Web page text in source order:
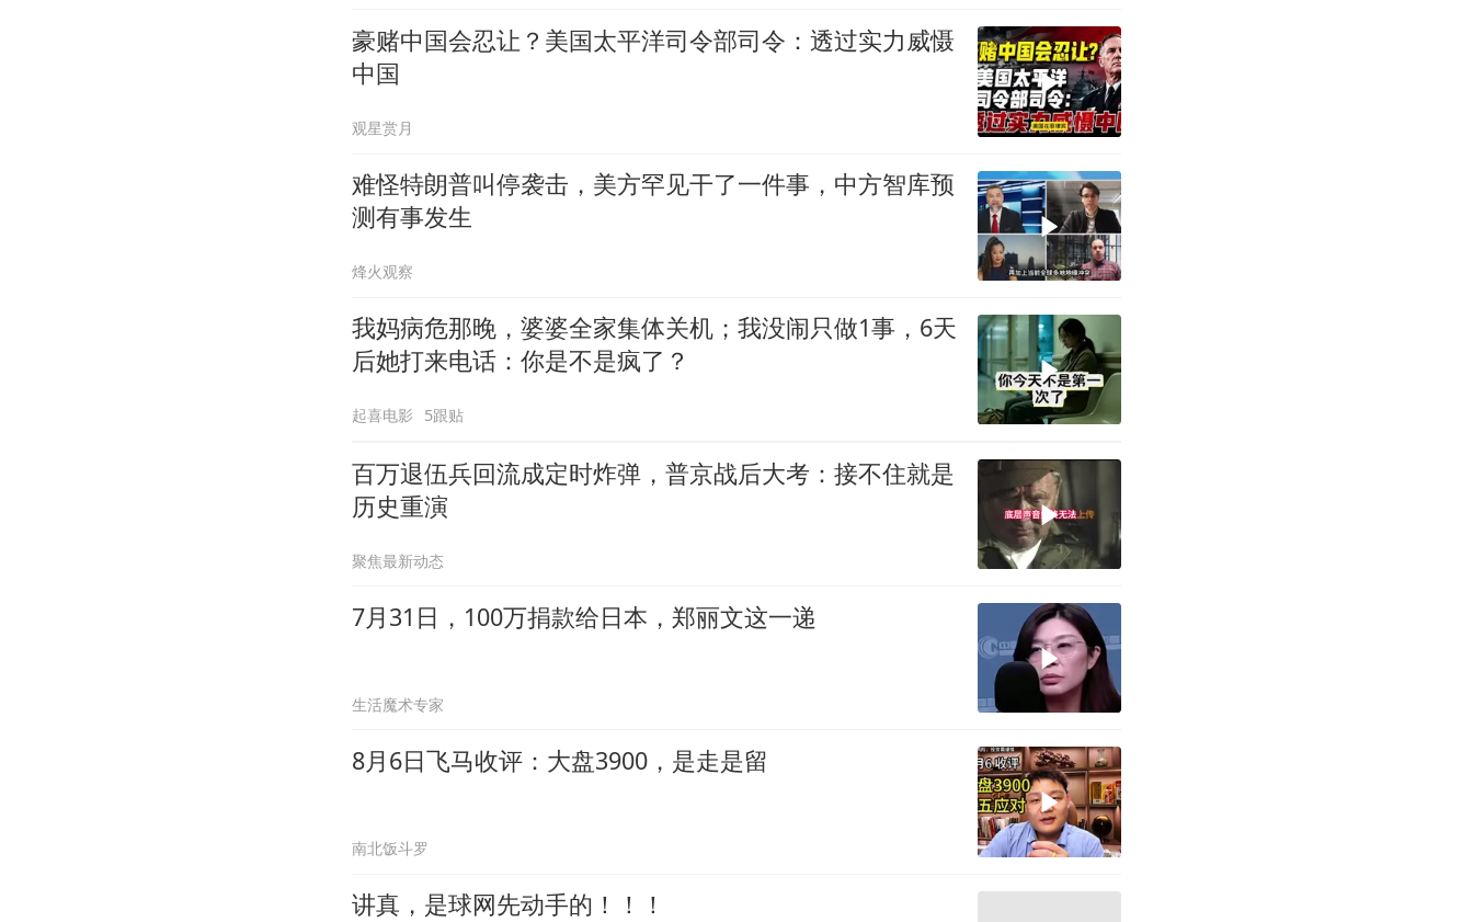
豪赌中国会忍让？美国太平洋司令部司令：透过实力威慑
中国
观星赏月
难怪特朗普叫停袭击，美方罕见干了一件事，中方智库预
测有事发生
烽火观察
我妈病危那晚，婆婆全家集体关机；我没闹只做1事，6天
后她打来电话：你是不是疯了？
起喜电影 5跟贴
百万退伍兵回流成定时炸弹，普京战后大考：接不住就是
历史重演
聚焦最新动态
7月31日，100万捐款给日本，郑丽文这一递
生活魔术专家
8月6日飞马收评：大盘3900，是走是留
南北饭斗罗
讲真，是球网先动手的！！！